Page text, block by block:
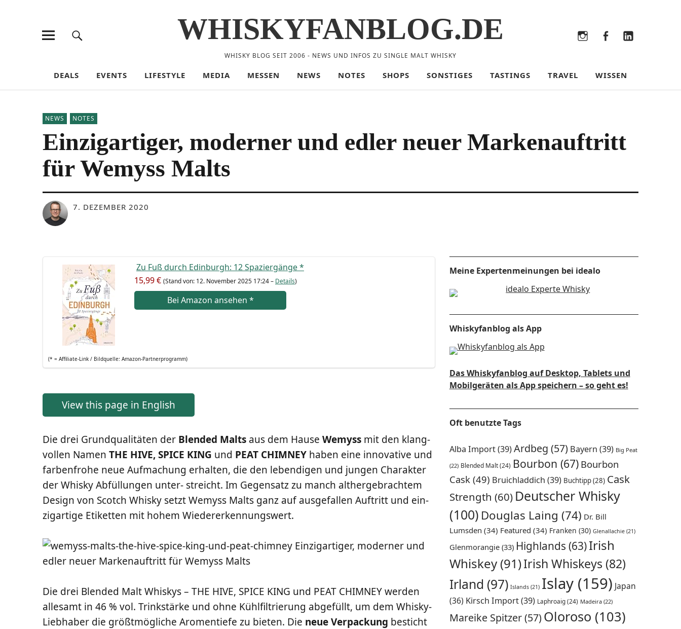
WHISKYFANBLOG.DE
WHISKY BLOG SEIT 2006 - NEWS UND INFOS ZU SINGLE MALT WHISKY
DEALS EVENTS LIFESTYLE MEDIA MESSEN NEWS NOTES SHOPS SONSTIGES TASTINGS TRAVEL WISSEN
NEWS NOTES
Einzigartiger, moderner und edler neuer Markenauftritt
für Wemyss Malts
7. DEZEMBER 2020
Zu Fuß durch Edin­burgh: 12 Spa­zier­gän­ge*
15,99 € (Stand von: 12. Novem­ber 2025 17:24 – Details)
Bei Ama­zon anse­hen *
(* = Affi­lia­te-Link / Bild­quel­le: Amazon-Partnerprogramm)
View this page in English
Die drei Grund­qua­li­tä­ten der Blen­ded Malts aus dem Hau­se Wemyss mit den klang­
vol­len Namen THE HIVE, SPICE KING und PEAT CHIMNEY haben eine inno­va­ti­ve und
far­ben­fro­he neue Auf­ma­chung erhal­ten, die den leben­di­gen und jun­gen Cha­rak­ter
der Whis­ky Abfül­lun­gen unter- streicht. Im Gegen­satz zu manch alt­her­ge­brach­tem
Design von Scotch Whis­ky setzt Wemyss Malts ganz auf aus­ge­fal­len Auf­tritt und ein­
zig­ar­ti­ge Eti­ket­ten mit hohem Wiedererkennungswert.
Die drei Blen­ded Malt Whis­kys – THE HIVE, SPICE KING und PEAT CHIMNEY wer­den
alle­samt in 46 % vol. Trink­stär­ke und ohne Kühl­fil­trie­rung abge­füllt, um dem Whis­ky-
Lieb­ha­ber die größt­mög­li­che Aro­m­en­tie­fe zu bie­ten. Die neue Ver­pa­ckung besticht
Meine Expertenmeinungen bei idealo
Whiskyfanblog als App
Das Whiskyfanblog auf Desktop, Tablets und
Mobilgeräten als App speichern – so geht es!
Oft benutzte Tags
Alba Import(39)Ardbeg (57) Bayern (39) Big Peat
(22) Blended Malt(24) Bourbon (67) Bourbon
Cask(49) Bruichladdich (39) Buchtipp(28) Cask
Strength (60) Deutscher Whisky
(100) Douglas Laing (74) Dr. Bill
Lumsden (34) Featured (34) Franken (30) Glenallachie(21)
Glenmorangie(33) Highlands (63)Irish
Whiskey(91)Irish Whiskeys (82)
Irland (97) Islands(21) Islay(159) Japan
(36) Kirsch Import(39) Laphroaig(24) Madeira(22)
Mareike Spitzer(57)Oloroso (103)